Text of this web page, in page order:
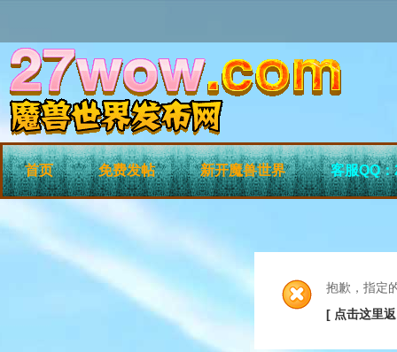
首页 免费发帖 新开魔兽世界 客服QQ
抱歉，指定
[ 点击这里